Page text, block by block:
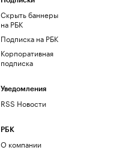
Скрыть баннеры
на РБК
Подписка на РБК
Корпоративная
подписка
Уведомления
RSS Новости
РБК
О компании